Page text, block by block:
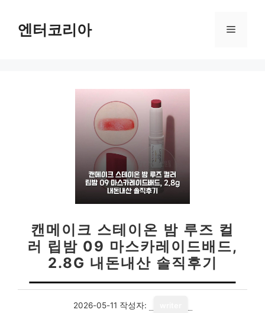
엔터코리아 메
캔메이크 스테이온 밤 루즈 컬
러 립밤 09 마스카레이드배드,
2.8G 내돈내산 솔직후기
2026-05-11 작성자: